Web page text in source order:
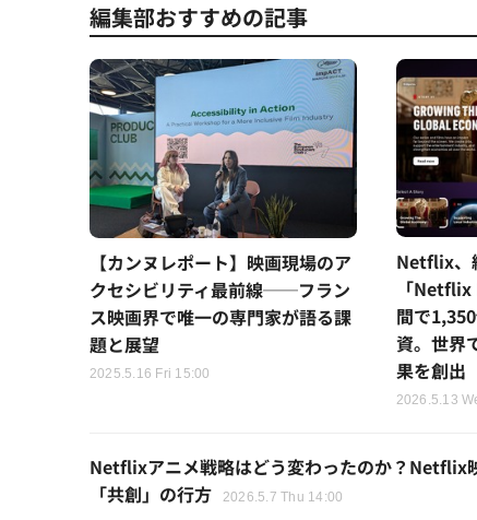
編集部おすすめの記事
【カンヌレポート】映画現場のア
クセシビリティ最前線──フラン
ス映画界で唯一の専門家が語る課
題と展望
2025.5.16 Fri 15:00
Netflix、
「
間で
資。世界
果を創出
2026.5.13
Netflixアニメ戦略はどう変わったのか？Netflix
「共創」の行方
2026.5.7 Thu 14:00